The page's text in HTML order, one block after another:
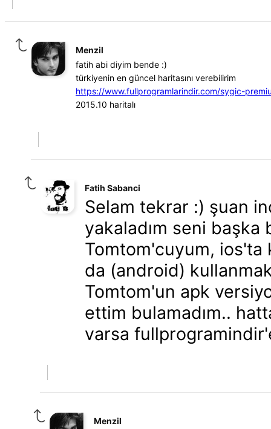
Menzil
fatih abi diyim bende :)
türkiyenin en güncel haritasını verebilirim
https://www.fullprogramlarindir.com/sygic-
2015.10 haritalı
Fatih Sabanci
Selam tekrar :) şuan
yakaladım seni başka
Tomtom'cuyum, ios'ta
da (android)
Tomtom'un apk
ettim bulamadım..
varsa
Menzil